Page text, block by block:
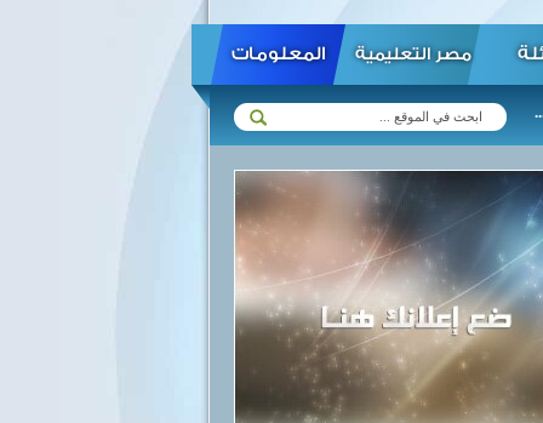
مصر التعليمية المعلومات
السيسي: كل الدعم لمؤسسات التمويل الدولية في القارة الافريقية ...